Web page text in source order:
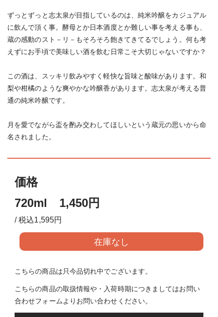
ずっとずっと志太泉が目指しているのは、純米吟醸をカジュアル
に飲んで頂く事。酵母とか日本酒度とか難しい事を考える事も、
蔵の感動のスト－リ－もそろそろ飽きてきてるでしょう。何も考
えずにお手頃で美味しい酒を飲む日常こそ大切じゃないですか？
この酒は、スッキリ飲みやすく軽快な旨味と酸味があります。和
梨や柑橘のような爽やかな吟醸香があります。志太泉が考える普
通の純米吟醸です。
月を愛でながら盃を酌み交わしてほしいという蔵元の思いから命
名されました。
価格
720ml 1,450円
/ 税込1,595円
在庫なし
こちらの商品は只今品切れ中でございます。
こちらの商品の取扱情報や・入荷時期につきましてはお問い
合わせフォームよりお問い合わせください。